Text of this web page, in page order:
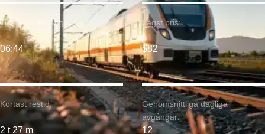
Kortast restid:
2 t 27 m
Tidigaste avgång:
06:44
Lägst pris:
$82
Genomsnittliga dagliga
avgångar:
12